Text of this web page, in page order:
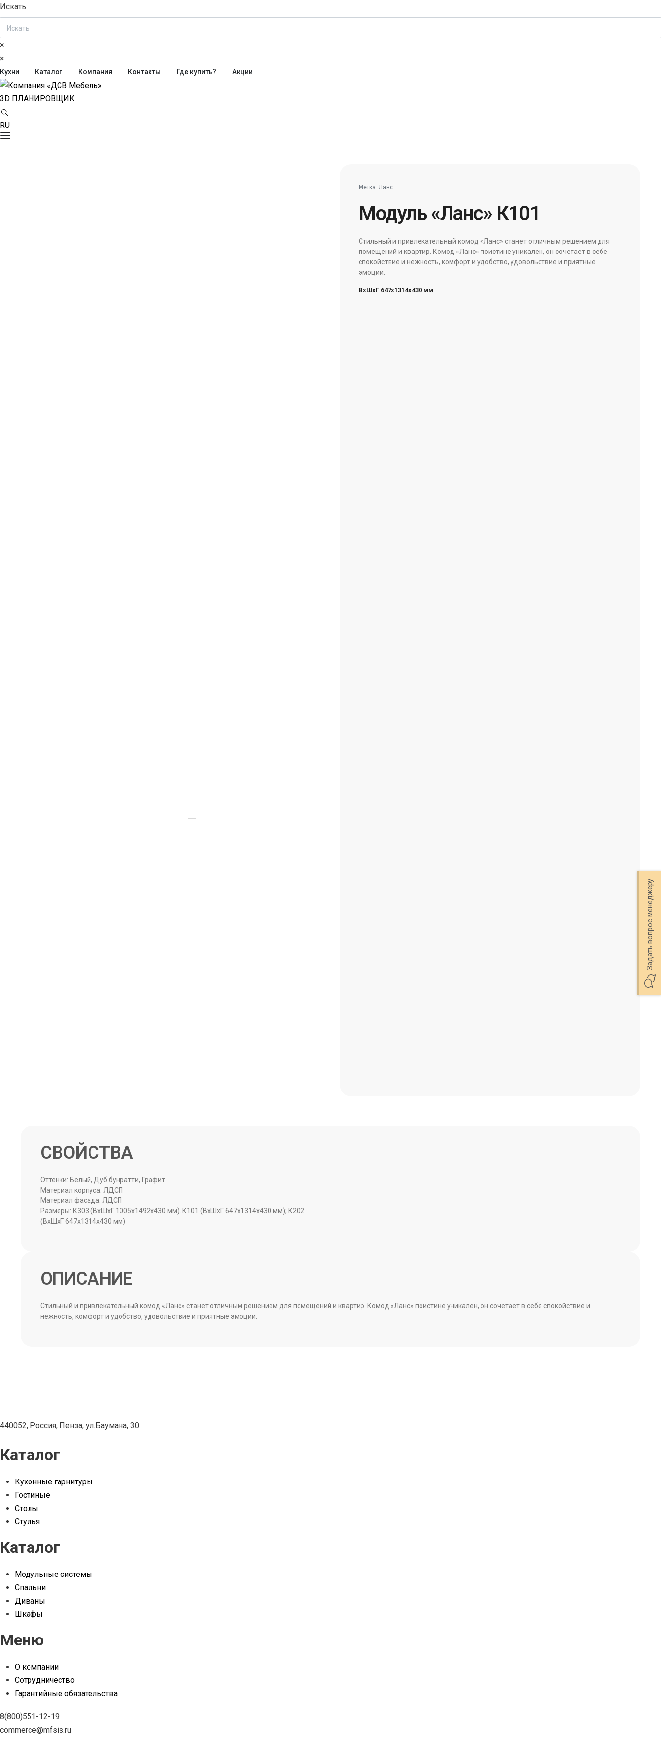
Искать
×
×
Кухни Каталог Компания Контакты Где купить? Акции
3D ПЛАНИРОВЩИК
RU
Модуль «Ланс» К101
Стильный и привлекательный комод «Ланс» станет отличным решением для
помещений и квартир. Комод «Ланс» поистине уникален, он сочетает в себе
спокойствие и нежность, комфорт и удобство, удовольствие и приятные
эмоции.
ВxШxГ 647x1314x430 мм
Метка: Ланс
ОПИСАНИЕ
Стильный и привлекательный комод «Ланс» станет отличным решением для помещений и квартир. Комод «Ланс» поистине уникален, он сочетает в себе спокойствие и
нежность, комфорт и удобство, удовольствие и приятные эмоции.
Оттенки: Белый, Дуб бунратти, Графит
Материал корпуса: ЛДСП
Материал фасада: ЛДСП
Размеры: К303 (ВxШxГ 1005x1492x430 мм); К101 (ВxШxГ 647x1314x430 мм); К202
(ВxШxГ 647x1314x430 мм)
440052, Россия, Пенза, ул.Баумана, 30.
Каталог
Кухонные гарнитуры
Гостиные
Столы
Стулья
Каталог
Модульные системы
Спальни
Диваны
Шкафы
Меню
О компании
Сотрудничество
Гарантийные обязательства
8(800)551-12-19
commerce@mfsis.ru
Задать вопрос менеджеру